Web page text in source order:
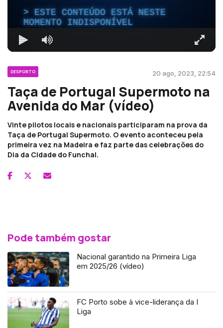
ESTE CONTEÚDO ESTÁ NESTE
MOMENTO INDISPONÍVEL
DESPORTO 20 ago, 2023, 22:54
Taça de Portugal Supermoto na
Avenida do Mar (vídeo)
Vinte pilotos locais e nacionais participaram na prova da
Taça de Portugal Supermoto. O evento aconteceu pela
primeira vez na Madeira e faz parte das celebrações do
Dia da Cidade do Funchal.
Pode também gostar
Nacional garantido na Primeira Liga
em 2025/26 (vídeo)
FC Porto sobe à vice-liderança da I
Liga